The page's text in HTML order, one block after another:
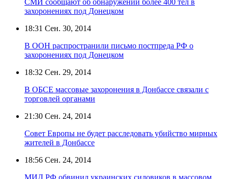
захоронениях под Донецком
18:31 Сен. 30, 2014
В ООН распространили письмо постпреда РФ о
захоронениях под Донецком
18:32 Сен. 29, 2014
В ОБСЕ массовые захоронения в Донбассе связали с
торговлей органами
21:30 Сен. 24, 2014
Совет Европы не будет расследовать убийство мирных
жителей в Донбассе
18:56 Сен. 24, 2014
МИД РФ обвинил украинских силовиков в массовом